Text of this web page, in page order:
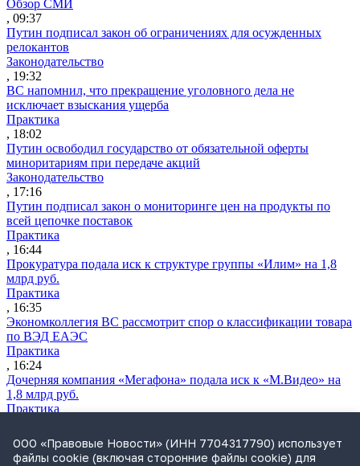
Обзор СМИ
, 09:37
Путин подписал закон об ограничениях для осужденных
релокантов
Законодательство
, 19:32
ВС напомнил, что прекращение уголовного дела не
исключает взыскания ущерба
Практика
, 18:02
Путин освободил государство от обязательной оферты
миноритариям при передаче акций
Законодательство
, 17:16
Путин подписал закон о мониторинге цен на продукты по
всей цепочке поставок
Практика
, 16:44
Прокуратура подала иск к структуре группы «Илим» на 1,8
млрд руб.
Практика
, 16:35
Экономколлегия ВС рассмотрит спор о классификации товара
по ВЭД ЕАЭС
Практика
, 16:24
Дочерняя компания «Мегафона» подала иск к «М.Видео» на
1,8 млрд руб.
Практика
СИП проверит отмену патента на систему управления
устройствами после возражений «Яндекса»
ООО «Правовые Новости» (ИНН 7704317790) использует
файлы cookie (включая сторонние файлы cookie) для